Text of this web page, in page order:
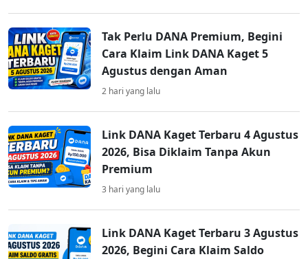
Tak Perlu DANA Premium, Begini
Cara Klaim Link DANA Kaget 5
Agustus dengan Aman
2 hari yang lalu
Link DANA Kaget Terbaru 4 Agustus
2026, Bisa Diklaim Tanpa Akun
Premium
3 hari yang lalu
Link DANA Kaget Terbaru 3 Agustus
2026, Begini Cara Klaim Saldo